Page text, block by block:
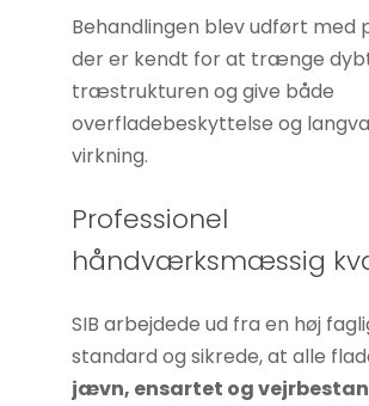
Behandlingen blev udført med
der er kendt for at trænge
træstrukturen og give både
overfladebeskyttelse og
virkning.
Professionel
håndværksmæssig
SIB arbejdede ud fra en høj
standard og sikrede, at alle
jævn, ensartet og